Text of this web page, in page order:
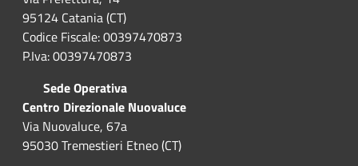
95124 Catania (CT)
Codice Fiscale: 00397470873
P.Iva: 00397470873
Sede Operativa
Centro Direzionale Nuovaluce
Via Nuovaluce, 67a
95030 Tremestieri Etneo (CT)